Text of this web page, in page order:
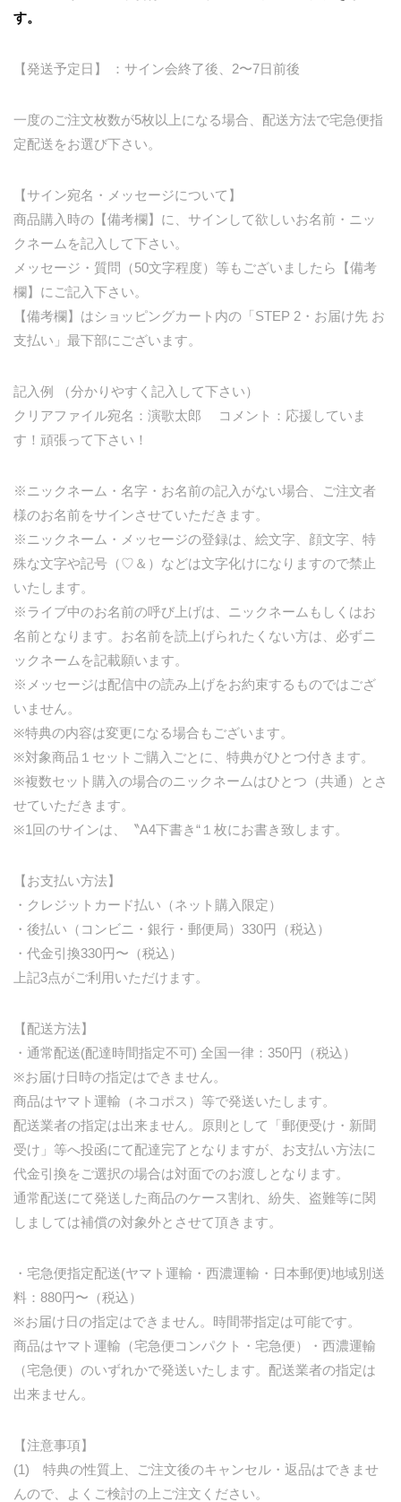
す。
【発送予定日】 ：サイン会終了後、2〜7日前後
一度のご注文枚数が5枚以上になる場合、配送方法で宅急便指
定配送をお選び下さい。
【サイン宛名・メッセージについて】
商品購入時の【備考欄】に、サインして欲しいお名前・ニッ
クネームを記入して下さい。
メッセージ・質問（50文字程度）等もございましたら【備考
欄】にご記入下さい。
【備考欄】はショッピングカート内の「STEP 2・お届け先 お
支払い」最下部にございます。
記入例 （分かりやすく記入して下さい）
クリアファイル宛名：演歌太郎 コメント：応援していま
す！頑張って下さい！
※ニックネーム・名字・お名前の記入がない場合、ご注文者
様のお名前をサインさせていただきます。
※ニックネーム・メッセージの登録は、絵文字、顔文字、特
殊な文字や記号（♡＆）などは文字化けになりますので禁止
いたします。
※ライブ中のお名前の呼び上げは、ニックネームもしくはお
名前となります。お名前を読上げられたくない方は、必ずニ
ックネームを記載願います。
※メッセージは配信中の読み上げをお約束するものではござ
いません。
※特典の内容は変更になる場合もございます。
※対象商品１セットご購入ごとに、特典がひとつ付きます。
※複数セット購入の場合のニックネームはひとつ（共通）とさ
せていただきます。
※1回のサインは、〝A4下書き“１枚にお書き致します。
【お支払い方法】
・クレジットカード払い（ネット購入限定）
・後払い（コンビニ・銀行・郵便局）330円（税込）
・代金引換330円〜（税込）
上記3点がご利用いただけます。
【配送方法】
・通常配送(配達時間指定不可) 全国一律：350円（税込）
※お届け日時の指定はできません。
商品はヤマト運輸（ネコポス）等で発送いたします。
配送業者の指定は出来ません。原則として「郵便受け・新聞
受け」等へ投函にて配達完了となりますが、お支払い方法に
代金引換をご選択の場合は対面でのお渡しとなります。
通常配送にて発送した商品のケース割れ、紛失、盗難等に関
しましては補償の対象外とさせて頂きます。
・宅急便指定配送(ヤマト運輸・西濃運輸・日本郵便)地域別送
料：880円〜（税込）
※お届け日の指定はできません。時間帯指定は可能です。
商品はヤマト運輸（宅急便コンパクト・宅急便）・西濃運輸
（宅急便）のいずれかで発送いたします。配送業者の指定は
出来ません。
【注意事項】
(1) 特典の性質上、ご注文後のキャンセル・返品はできませ
んので、よくご検討の上ご注文ください。